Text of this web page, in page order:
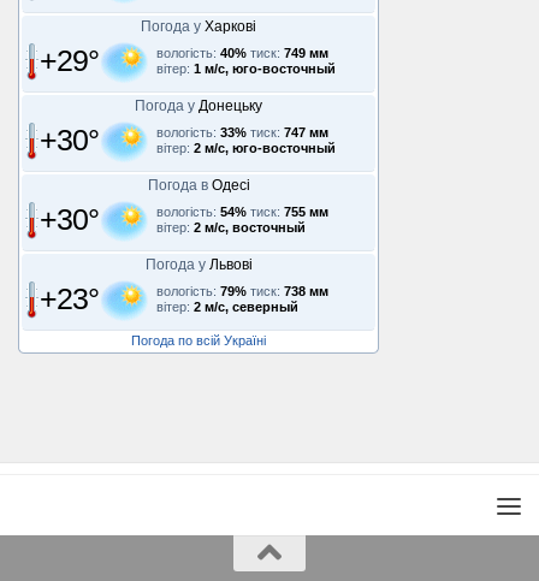
Погода у Харкові
+29° вологість: 40% тиск: 749 мм
вітер: 1 м/с, юго-восточный
Погода у Донецьку
+30° вологість: 33% тиск: 747 мм
вітер: 2 м/с, юго-восточный
Погода в Одесі
+30° вологість: 54% тиск: 755 мм
вітер: 2 м/с, восточный
Погода у Львові
+23° вологість: 79% тиск: 738 мм
вітер: 2 м/с, северный
Погода по всій Україні